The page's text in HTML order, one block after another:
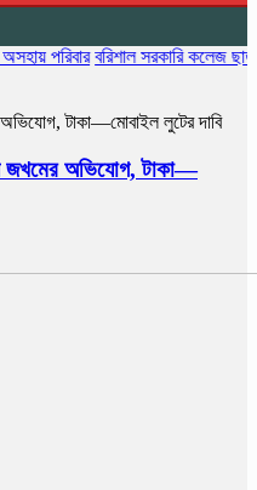
বরিশাল সরকারি কলেজ ছাত্রদলের
টাকা—মোবাইল লুটের দাবি
জখমের অভিযোগ, টাকা—